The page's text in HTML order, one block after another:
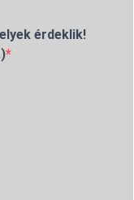
érdeklik!